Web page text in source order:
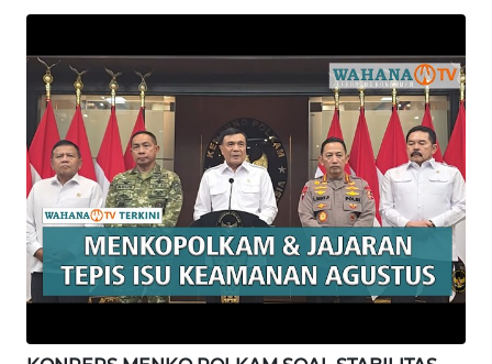
KALTENG
WN
KALTARA
WN
KALSEL
KALTIM
SULSEL